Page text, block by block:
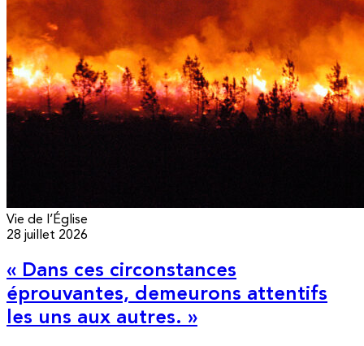
Vie de l’Église
28 juillet 2026
« Dans ces circonstances
éprouvantes, demeurons attentifs
les uns aux autres. »